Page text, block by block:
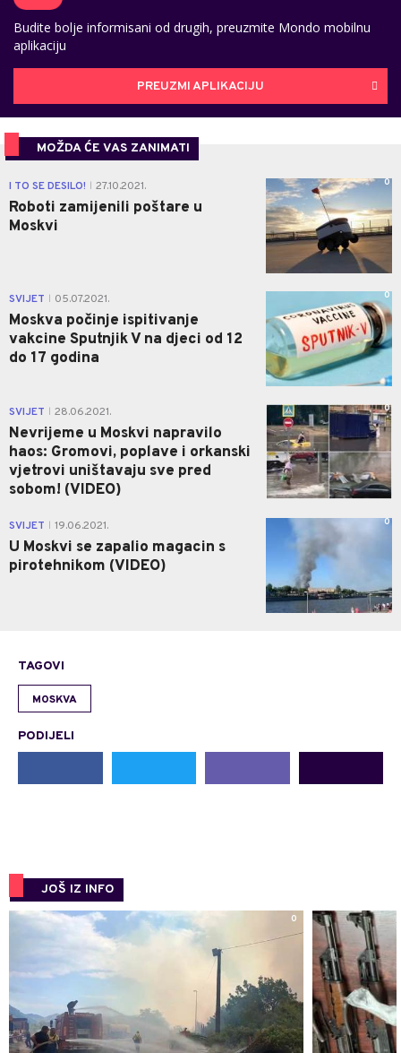
Budite bolje informisani od drugih, preuzmite Mondo mobilnu
aplikaciju
PREUZMI APLIKACIJU
MOŽDA ĆE VAS ZANIMATI
I TO SE DESILO! 27.10.2021.
Roboti zamijenili poštare u
Moskvi
0
SVIJET 05.07.2021.
Moskva počinje ispitivanje
vakcine Sputnjik V na djeci od 12
do 17 godina
0
SVIJET 28.06.2021.
Nevrijeme u Moskvi napravilo
haos: Gromovi, poplave i orkanski
vjetrovi uništavaju sve pred
sobom! (VIDEO)
0
SVIJET 19.06.2021.
U Moskvi se zapalio magacin s
pirotehnikom (VIDEO)
0
TAGOVI
MOSKVA
PODIJELI
JOŠ IZ INFO
0